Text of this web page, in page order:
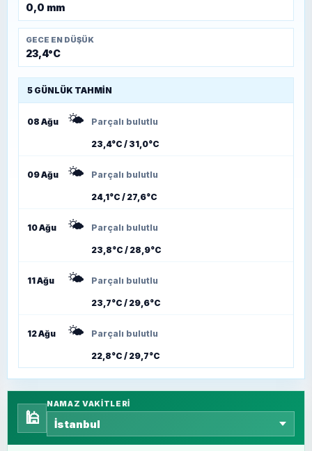
0,0 mm
GECE EN DÜŞÜK
23,4°C
5 GÜNLÜK TAHMIN
08 Ağu 🌤️ Parçalı bulutlu
23,4°C / 31,0°C
09 Ağu 🌤️ Parçalı bulutlu
24,1°C / 27,6°C
10 Ağu 🌤️ Parçalı bulutlu
23,8°C / 28,9°C
11 Ağu 🌤️ Parçalı bulutlu
23,7°C / 29,6°C
12 Ağu 🌤️ Parçalı bulutlu
22,8°C / 29,7°C
🕌
NAMAZ VAKITLERI